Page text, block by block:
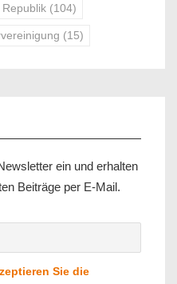
(104)
(15)
ein und erhalten
Beiträge per E-Mail.
Sie die